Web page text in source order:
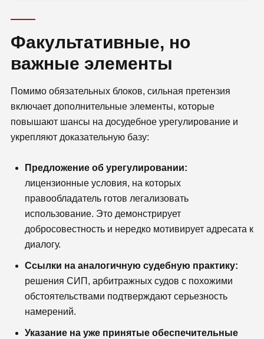
Факультативные, но
важные элементы
Помимо обязательных блоков, сильная претензия
включает дополнительные элементы, которые
повышают шансы на досудебное урегулирование и
укрепляют доказательную базу:
Предложение об урегулировании:
лицензионные условия, на которых
правообладатель готов легализовать
использование. Это демонстрирует
добросовестность и нередко мотивирует адресата к
диалогу.
Ссылки на аналогичную судебную практику:
решения СИП, арбитражных судов с похожими
обстоятельствами подтверждают серьезность
намерений.
Указание на уже принятые обеспечительные